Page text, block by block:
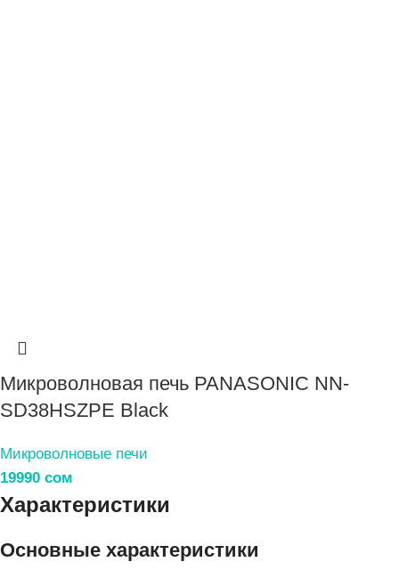
Микроволновая печь PANASONIC NN-
SD38HSZPE Black
Микроволновые печи
19990 сом
Характеристики
Основные характеристики